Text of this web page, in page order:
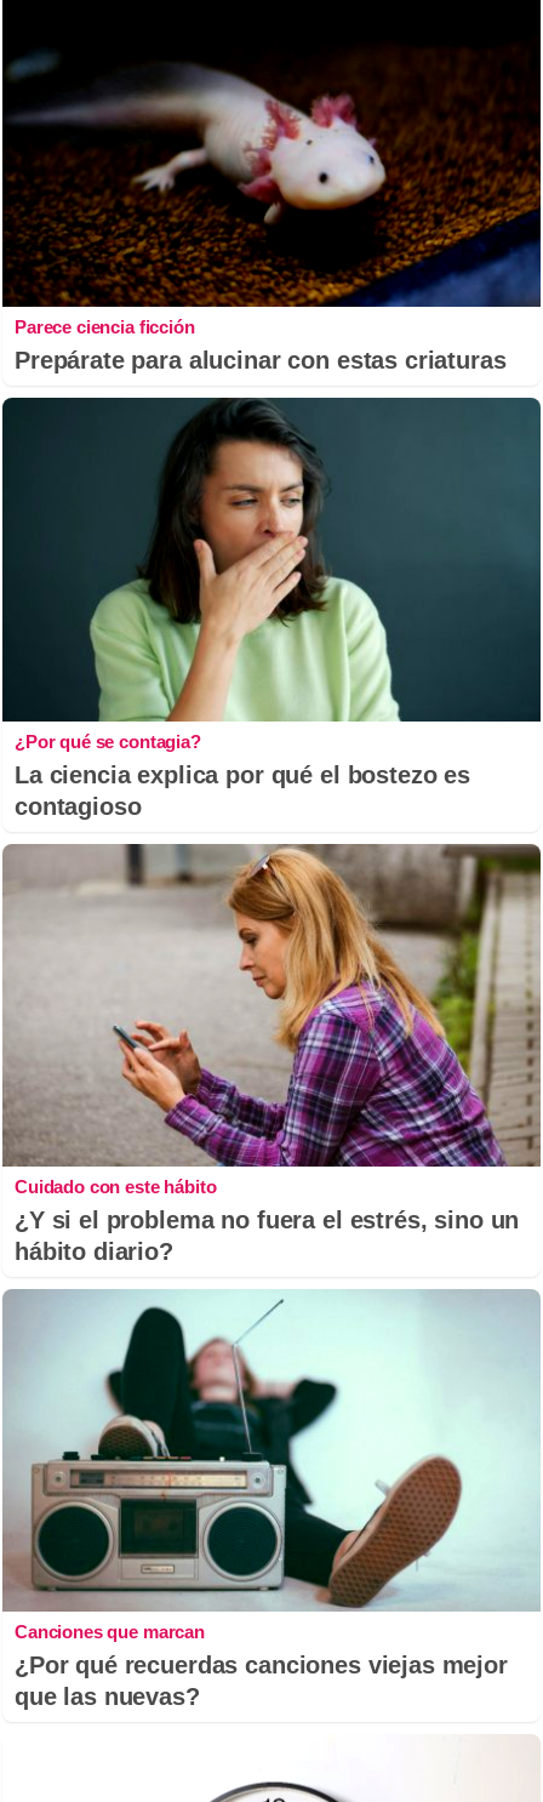
Parece ciencia ficción
Prepárate para alucinar con estas criaturas
¿Por qué se contagia?
La ciencia explica por qué el bostezo es
contagioso
Cuidado con este hábito
¿Y si el problema no fuera el estrés, sino un
hábito diario?
Canciones que marcan
¿Por qué recuerdas canciones viejas mejor
que las nuevas?